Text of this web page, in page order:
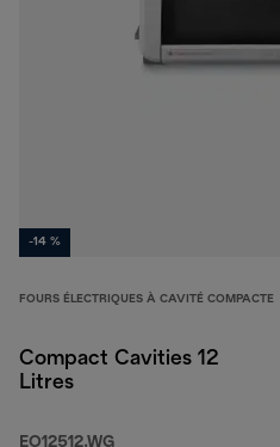
-14 %
FOURS ÉLECTRIQUES À CAVITÉ COMPACTE
Compact Cavities 12
Litres
EO12512.WG